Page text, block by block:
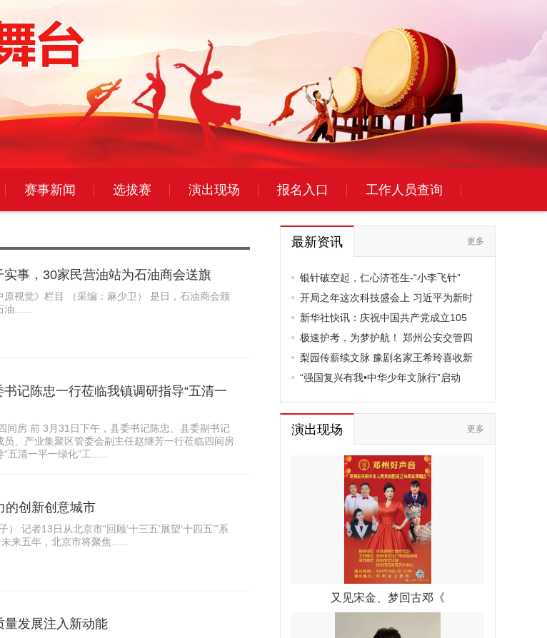
赛事新闻 选拔赛 演出现场 报名入口 工作人员查询
事，30家民营油站为石油商会送旗
原视觉》栏目 （采编：麻少卫） 是日，石油商会颁
......
书记陈忠一行莅临我镇调研指导“五清一
间房 前 3月31日下午，县委书记陈忠、县委副书记
员、产业集聚区管委会副主任赵继芳一行莅临四间房
五清一平一绿化”工......
的创新创意城市
记者13日从北京市“回顾‘十三五’展望‘十四五’”系
来五年，北京市将聚焦......
量发展注入新动能
最新资讯 更多
银针破空起，仁心济苍生-“小李飞针”
开局之年这次科技盛会上 习近平为新时
新华社快讯：庆祝中国共产党成立105
极速护考，为梦护航！ 郑州公安交管四
梨园传薪续文脉 豫剧名家王希玲喜收新
“强国复兴有我•中华少年文脉行”启动
演出现场 更多
又见宋金、梦回古邓《